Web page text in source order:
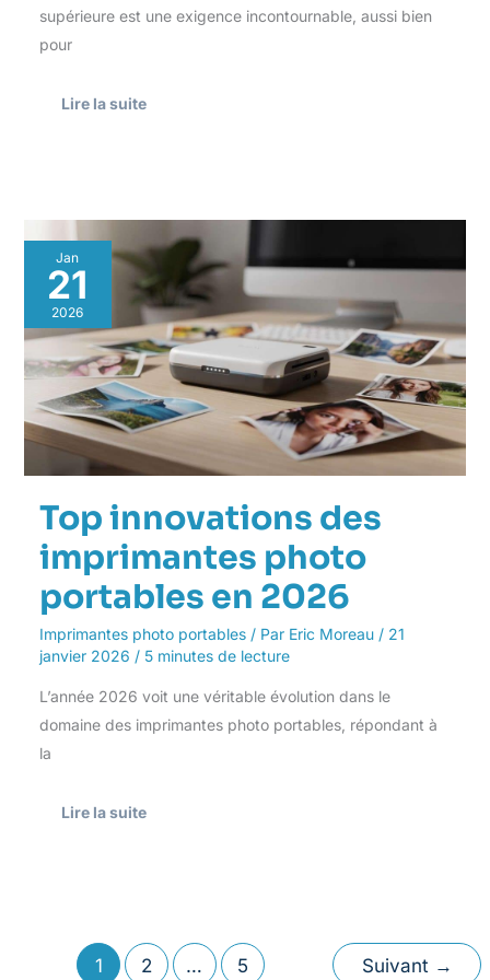
supérieure est une exigence incontournable, aussi bien
pour
Lire la suite
Jan
21
2026
Top innovations des
imprimantes photo
portables en 2026
Imprimantes photo portables/ Par Eric Moreau / 21
janvier 2026 / 5 minutes de lecture
L’année 2026 voit une véritable évolution dans le
domaine des imprimantes photo portables, répondant à
la
Top
innovations
des
imprimantes
photo
portables
en
2026
Lire la suite
1 2 … 5 Suivant →